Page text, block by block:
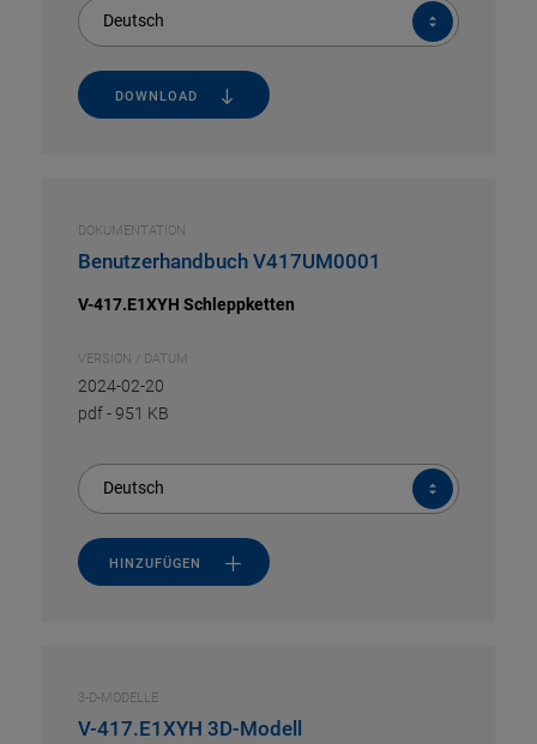
Deutsch
DOWNLOAD
DOKUMENTATION
Benutzerhandbuch V417UM0001
V-417.E1XYH Schleppketten
VERSION / DATUM
2024-02-20
pdf-951 KB
Deutsch
HINZUFÜGEN
3-D-MODELLE
V-417.E1XYH 3D-Modell